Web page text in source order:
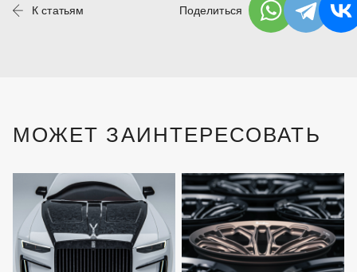
К статьям Поделиться
МОЖЕТ ЗАИНТЕРЕСОВАТЬ